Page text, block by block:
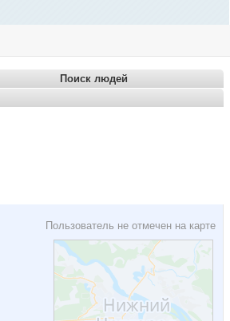
Поиск людей
Пользователь не отмечен на карте